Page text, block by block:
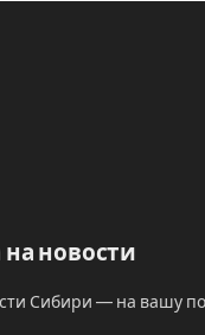
новости
Сибири — на вашу